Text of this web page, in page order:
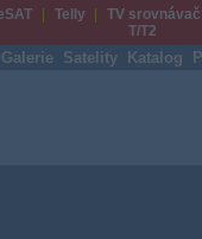
Telly
TV srovnávač
T/T2
Galerie Satelity Katalog